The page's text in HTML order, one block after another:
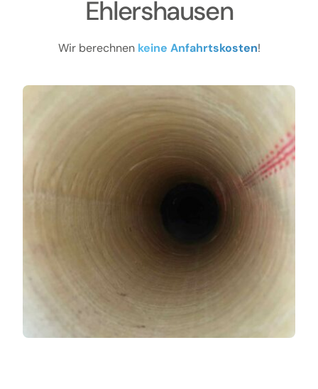
Ehlershausen
Wir berechnen keine Anfahrtskosten!